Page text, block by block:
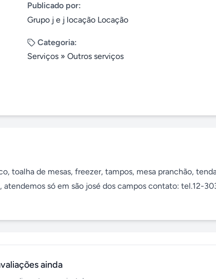
Publicado por:
Grupo j e j locação Locação
Categoria:
Serviços » Outros serviços
toalha de mesas, freezer, tampos, mesa pranchão,
só em são josé dos campos contato: tel.12-
ainda